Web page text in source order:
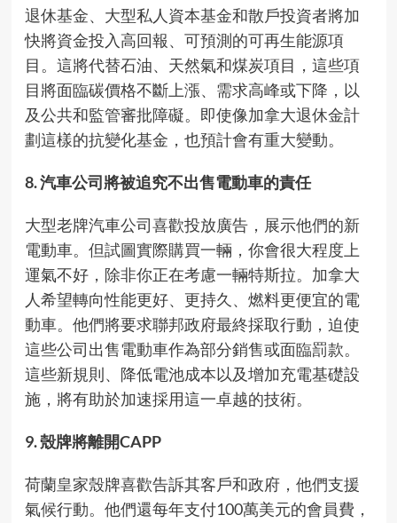
退休基金、大型私人資本基金和散戶投資者將加
快將資金投入高回報、可預測的可再生能源項
目。這將代替石油、天然氣和煤炭項目，這些項
目將面臨碳價格不斷上漲、需求高峰或下降，以
及公共和監管審批障礙。即使像加拿大退休金計
劃這樣的抗變化基金，也預計會有重大變動。
8. 汽車公司將被追究不出售電動車的責任
大型老牌汽車公司喜歡投放廣告，展示他們的新
電動車。但試圖實際購買一輛，你會很大程度上
運氣不好，除非你正在考慮一輛特斯拉。加拿大
人希望轉向性能更好、更持久、燃料更便宜的電
動車。他們將要求聯邦政府最終採取行動，迫使
這些公司出售電動車作為部分銷售或面臨罰款。
這些新規則、降低電池成本以及增加充電基礎設
施，將有助於加速採用這一卓越的技術。
9. 殼牌將離開CAPP
荷蘭皇家殼牌喜歡告訴其客戶和政府，他們支援
氣候行動。他們還每年支付100萬美元的會員費，